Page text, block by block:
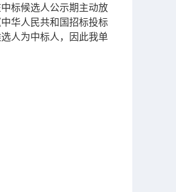
标候选人公示期主动放
华人民共和国招标投标
人为中标人，因此我单